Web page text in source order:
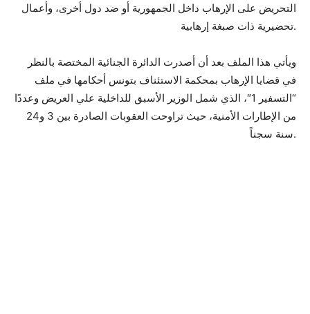
التحريض على الإرهاب داخل الجمهورية أو ضد دول أخرى، وأعمال
تحضيرية ذات صبغة إرهابية.
ويأتي هذا الملف بعد أن أصدرت الدائرة الجنائية المختصة بالنظر
في قضايا الإرهاب بمحكمة الاستئناف بتونس أحكامها في ملف
“التسفير 1″، الذي شمل الوزير الأسبق للداخلية علي العريض وعددًا
من الإطارات الأمنية، حيث تراوحت العقوبات الصادرة بين 3 و24
سنة سجناً.